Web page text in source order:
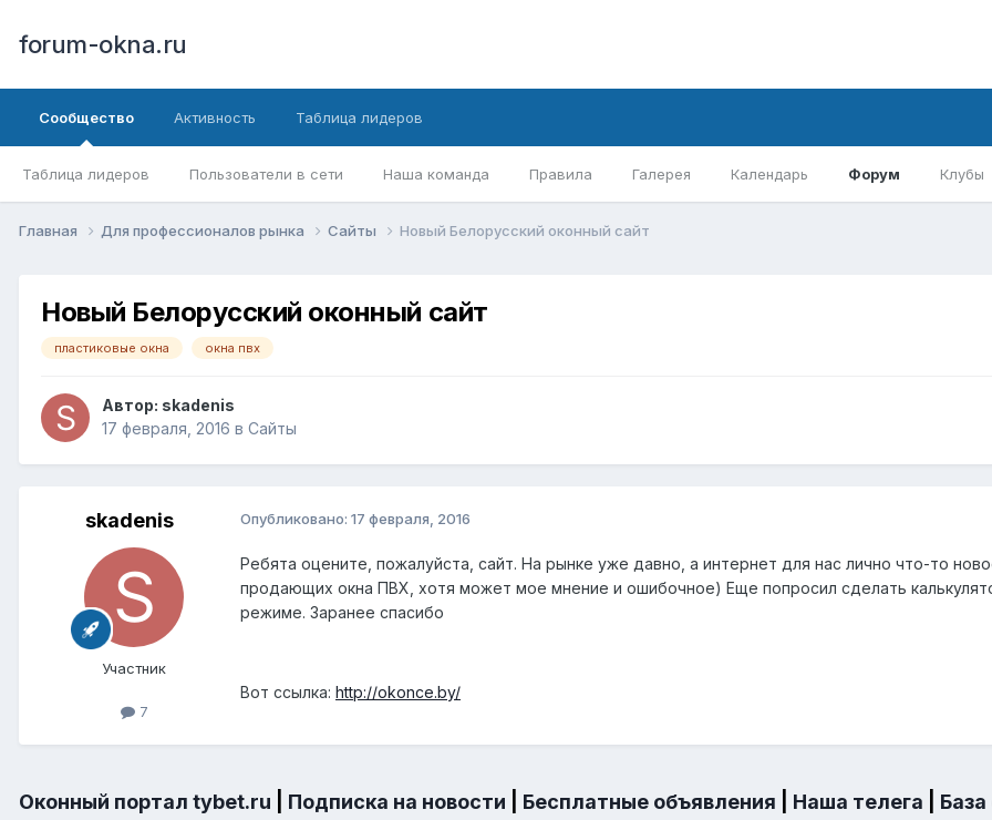
forum-okna.ru
Сообщество
Таблица лидеров Пользователи в сети Наша команда Правила Галерея Календарь Форум Клубы
Активность Таблица лидеров
Главная Для профессионалов рынка Сайты Новый Белорусский оконный сайт
Новый Белорусский оконный сайт
пластиковые окна окна пвх
Автор: skadenis
17 февраля, 2016 в Сайты
skadenis
Участник
7
Опубликовано: 17 февраля, 2016
Ребята оцените, пожалуйста, сайт. На рынке уже давно, а интернет для нас лично что-то
продающих окна ПВХ, хотя может мое мнение и ошибочное) Еще попросил сделать
режиме. Заранее спасибо
Вот ссылка: http://okonce.by/
Оконный портал tybet.ru Подписка на новости Бесплатные объявления Наша телега